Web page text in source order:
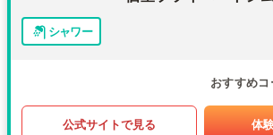
シャワー
おすすめ
公式サイトで見る 体